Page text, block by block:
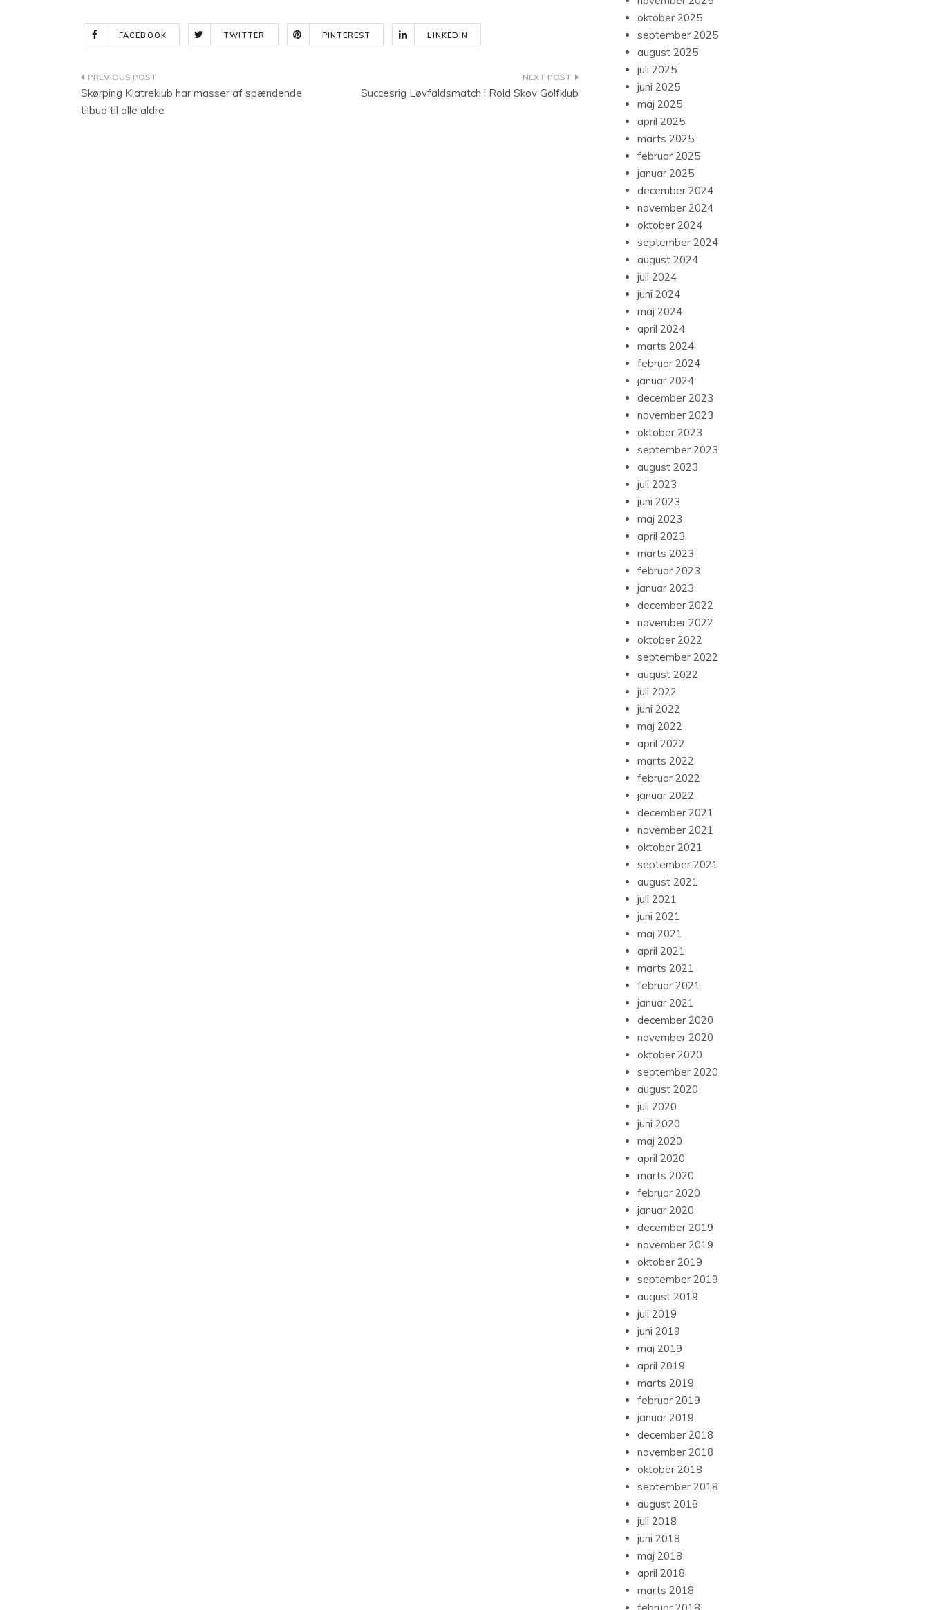
FACEBOOK TWITTER PINTEREST LINKEDIN
Indlægsnavigation
Skørping Klatreklub har masser af spændende
tilbud til alle aldre
Succesrig Løvfaldsmatch i Rold Skov Golfklub
oktober 2025
september 2025
august 2025
juli 2025
juni 2025
maj 2025
april 2025
marts 2025
februar 2025
januar 2025
december 2024
november 2024
oktober 2024
september 2024
august 2024
juli 2024
juni 2024
maj 2024
april 2024
marts 2024
februar 2024
januar 2024
december 2023
november 2023
oktober 2023
september 2023
august 2023
juli 2023
juni 2023
maj 2023
april 2023
marts 2023
februar 2023
januar 2023
december 2022
november 2022
oktober 2022
september 2022
august 2022
juli 2022
juni 2022
maj 2022
april 2022
marts 2022
februar 2022
januar 2022
december 2021
november 2021
oktober 2021
september 2021
august 2021
juli 2021
juni 2021
maj 2021
april 2021
marts 2021
februar 2021
januar 2021
december 2020
november 2020
oktober 2020
september 2020
august 2020
juli 2020
juni 2020
maj 2020
april 2020
marts 2020
februar 2020
januar 2020
december 2019
november 2019
oktober 2019
september 2019
august 2019
juli 2019
juni 2019
maj 2019
april 2019
marts 2019
februar 2019
januar 2019
december 2018
november 2018
oktober 2018
september 2018
august 2018
juli 2018
juni 2018
maj 2018
april 2018
marts 2018